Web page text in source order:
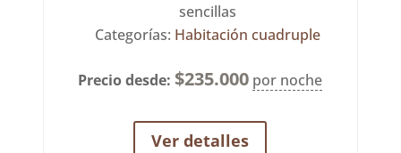
sencillas
Categorías: Habitación cuadruple
Precio desde: $235.000 por noche
Ver detalles